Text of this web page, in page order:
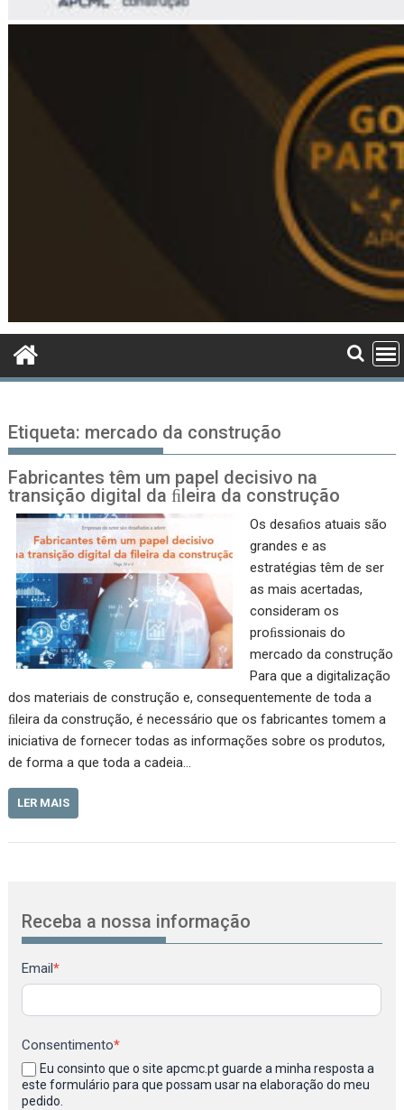
Etiqueta: mercado da construção
Fabricantes têm um papel decisivo na
transição digital da ﬁleira da construção
Os desaﬁos atuais são
grandes e as
estratégias têm de ser
as mais acertadas,
consideram os
proﬁssionais do
mercado da construção
Para que a digitalização
dos materiais de construção e, consequentemente de toda a
ﬁleira da construção, é necessário que os fabricantes tomem a
iniciativa de fornecer todas as informações sobre os produtos,
de forma a que toda a cadeia…
LER MAIS
Receba a nossa informação
Newsletter
Email*
Consentimento*
Eu consinto que o site apcmc.pt guarde a minha resposta a
este formulário para que possam usar na elaboração do meu
pedido.